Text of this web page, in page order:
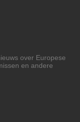
over Europese
en andere